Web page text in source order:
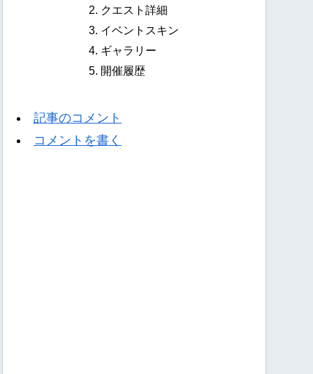
クエスト詳細
イベントスキン
ギャラリー
開催履歴
記事のコメント
コメントを書く